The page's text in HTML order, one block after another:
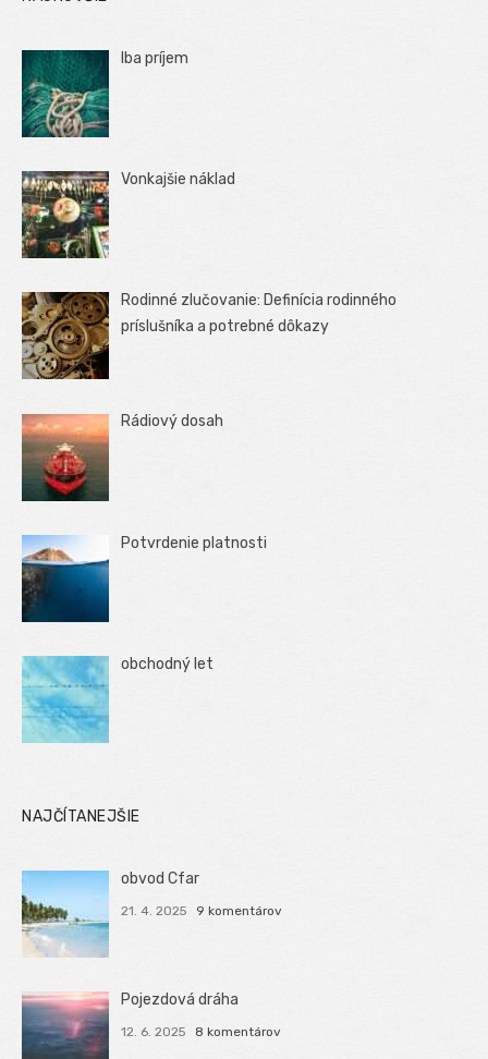
Iba príjem
Vonkajšie náklad
Rodinné zlučovanie: Definícia rodinného
príslušníka a potrebné dôkazy
Rádiový dosah
Potvrdenie platnosti
obchodný let
NAJČÍTANEJŠIE
obvod Cfar
21. 4. 2025 9 komentárov
Pojezdová dráha
12. 6. 2025 8 komentárov